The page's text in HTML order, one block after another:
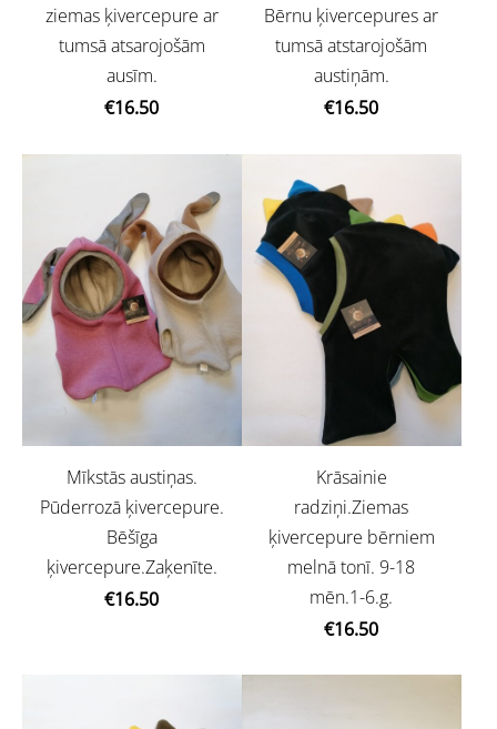
ziemas ķivercepure ar
tumsā atsarojošām
ausīm.
€16.50
Bērnu ķivercepures ar
tumsā atstarojošām
austiņām.
€16.50
Mīkstās austiņas.
Pūderrozā ķivercepure.
Bēšīga
ķivercepure.Zaķenīte.
€16.50
Krāsainie
radziņi.Ziemas
ķivercepure bērniem
melnā tonī. 9-18
mēn.1-6.g.
€16.50